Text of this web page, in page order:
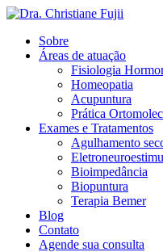
Sobre
Áreas de atuação
Fisiologia
Homeopatia
Acupuntura
Prática
Exames e Tratamentos
Agulhamento
Bioimpedância
Biopuntura
Terapia Bemer
Blog
Contato
Agende sua consulta